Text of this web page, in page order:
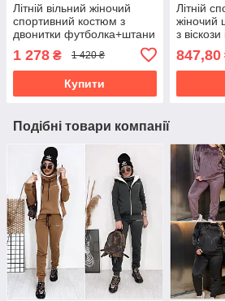
Літній вільний жіночий
спортивний костюм з
двонитки футболка+штани
1 278 ₴ 1 420 ₴
Купити
Літній
жіночий
з
847,80
Подібні товари компанії